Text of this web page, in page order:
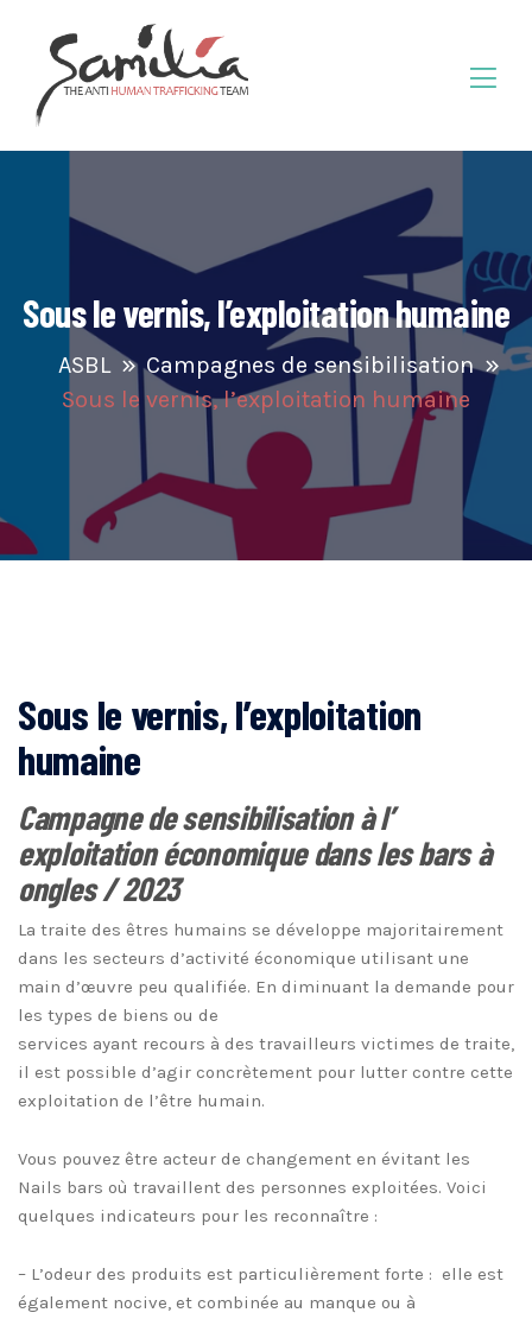
Sous le vernis, l’exploitation humaine
ASBL
Campagnes de sensibilisation
Sous le vernis, l’exploitation humaine
Sous le vernis, l’exploitation
humaine
Campagne de sensibilisation à l’
exploitation économique dans les bars à
ongles / 2023
La traite des êtres humains se développe majoritairement
dans les secteurs d’activité économique utilisant une
main d’œuvre peu qualifiée. En diminuant la demande pour
les types de biens ou de
services ayant recours à des travailleurs victimes de traite,
il est possible d’agir concrètement pour lutter contre cette
exploitation de l’être humain.
Vous pouvez être acteur de changement en évitant les
Nails bars où travaillent des personnes exploitées. Voici
quelques indicateurs pour les reconnaître :
– L’odeur des produits est particulièrement forte : elle est
également nocive, et combinée au manque ou à